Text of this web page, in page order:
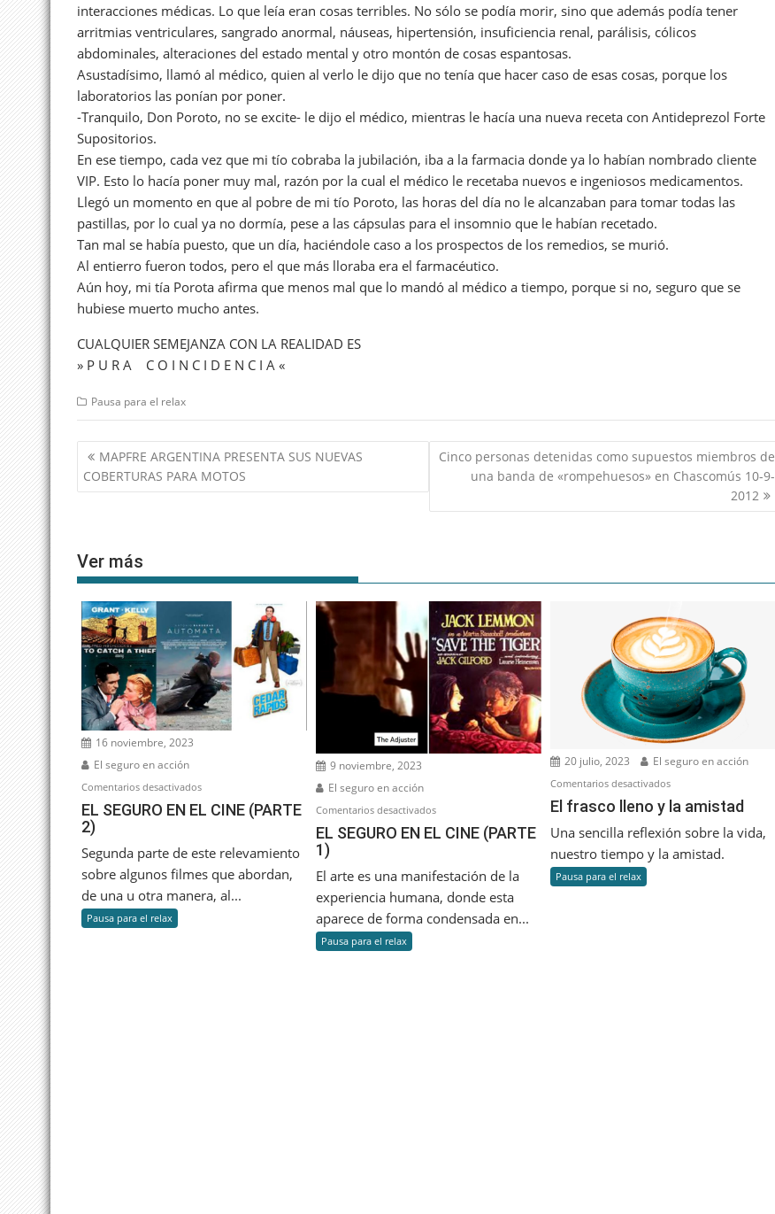
interacciones médicas. Lo que leía eran cosas terribles. No sólo se podía morir, sino que además podía tener
arritmias ventriculares, sangrado anormal, náuseas, hipertensión, insuficiencia renal, parálisis, cólicos
abdominales, alteraciones del estado mental y otro montón de cosas espantosas.
Asustadísimo, llamó al médico, quien al verlo le dijo que no tenía que hacer caso de esas cosas, porque los
laboratorios las ponían por poner.
-Tranquilo, Don Poroto, no se excite- le dijo el médico, mientras le hacía una nueva receta con Antideprezol Forte
Supositorios.
En ese tiempo, cada vez que mi tío cobraba la jubilación, iba a la farmacia donde ya lo habían nombrado cliente
VIP. Esto lo hacía poner muy mal, razón por la cual el médico le recetaba nuevos e ingeniosos medicamentos.
Llegó un momento en que al pobre de mi tío Poroto, las horas del día no le alcanzaban para tomar todas las
pastillas, por lo cual ya no dormía, pese a las cápsulas para el insomnio que le habían recetado.
Tan mal se había puesto, que un día, haciéndole caso a los prospectos de los remedios, se murió.
Al entierro fueron todos, pero el que más lloraba era el farmacéutico.
Aún hoy, mi tía Porota afirma que menos mal que lo mandó al médico a tiempo, porque si no, seguro que se
hubiese muerto mucho antes.
CUALQUIER SEMEJANZA CON LA REALIDAD ES
» P U R A C O I N C I D E N C I A «
Pausa para el relax
Navegación
de
entradas
MAPFRE ARGENTINA PRESENTA SUS NUEVAS
COBERTURAS PARA MOTOS
Cinco personas detenidas como supuestos miembros de
una banda de «rompehuesos» en Chascomús 10-9-
2012
Ver más
16 noviembre, 2023
El seguro en acción
Comentarios desactivadosen
EL
CINE
(PARTE
EL SEGURO EN EL CINE (PARTE
2)
Segunda parte de este relevamiento
sobre algunos filmes que abordan,
de una u otra manera, al...
Pausa para el relax
9 noviembre, 2023
El seguro en acción
Comentarios desactivadosen
EL
CINE
(PARTE
EL SEGURO EN EL CINE (PARTE
1)
El arte es una manifestación de la
experiencia humana, donde esta
aparece de forma condensada en...
Pausa para el relax
20 julio, 2023 El seguro en acción
Comentarios desactivadosen
El
lleno
y
El frasco lleno y la amistad
Una sencilla reflexión sobre la vida,
nuestro tiempo y la amistad.
Pausa para el relax